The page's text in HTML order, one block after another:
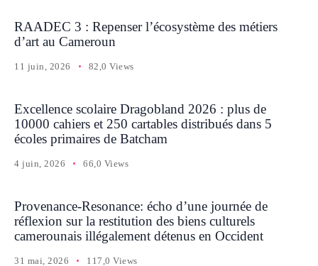
RAADEC 3 : Repenser l’écosystème des métiers
d’art au Cameroun
11 juin, 2026 82,0 Views
Excellence scolaire Dragobland 2026 : plus de
10000 cahiers et 250 cartables distribués dans 5
écoles primaires de Batcham
4 juin, 2026 66,0 Views
Provenance-Resonance: écho d’une journée de
réflexion sur la restitution des biens culturels
camerounais illégalement détenus en Occident
31 mai, 2026 117,0 Views